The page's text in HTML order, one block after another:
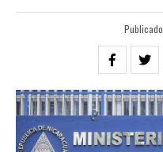
Publicado